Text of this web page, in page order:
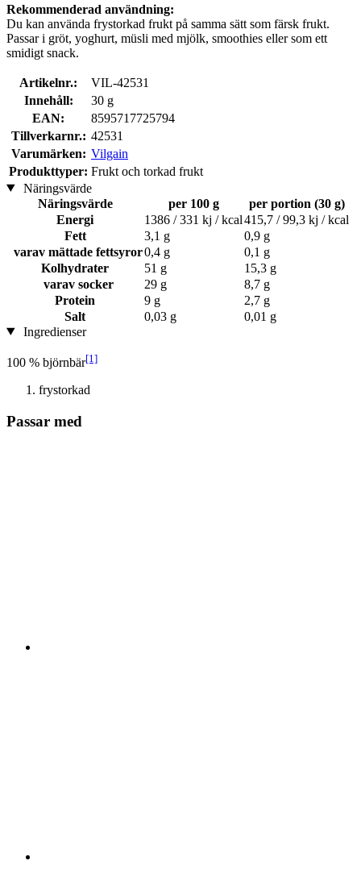
Rekommenderad användning:
Du kan använda frystorkad frukt på samma sätt som färsk frukt.
Passar i gröt, yoghurt, müsli med mjölk, smoothies eller som ett
smidigt snack.
Artikelnr.:
VIL-42531
Innehåll:
30 g
EAN:
8595717725794
Tillverkarnr.: 42531
Varumärken: Vilgain
Produkttyper: Frukt och torkad frukt
Näringsvärde
Näringsvärde
per 100 g
per portion (30 g)
Energi
1386 / 331 kj / kcal415,7 / 99,3 kj / kcal
Fett
3,1 g
0,9 g
varav mättade fettsyror0,4 g
0,1 g
Kolhydrater
51 g
15,3 g
varav socker
29 g
8,7 g
Protein
9 g
2,7 g
Salt
0,03 g
0,01 g
Ingredienser
100 % björnbär[1]
frystorkad
Passar med